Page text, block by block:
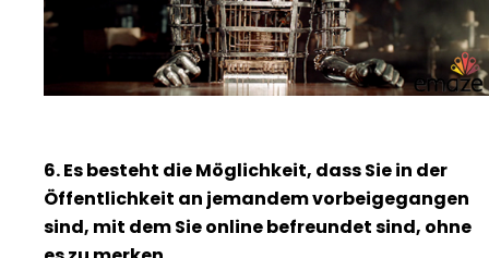
6. Es besteht die Möglichkeit, dass Sie in der
Öffentlichkeit an jemandem vorbeigegangen
sind, mit dem Sie online befreundet sind, ohne